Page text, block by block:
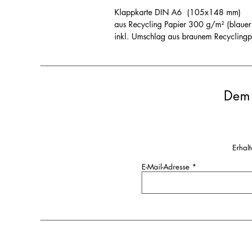
Klappkarte DIN A6 (105x148 mm)
aus Recycling Papier 300 g/m² (blauer
inkl. Umschlag aus braunem
E-Mail-Adresse